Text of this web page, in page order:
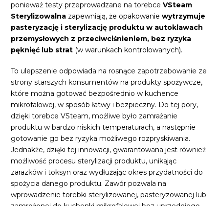
ponieważ testy przeprowadzane na torebceVSteam
Sterylizowalna zapewniają, że opakowaniewytrzymuje
pasteryzację i sterylizację produktu w autoklawach
przemysłowych z przeciwciśnieniem, bez ryzyka
pęknięć lub strat (w warunkach kontrolowanych).
To ulepszenie odpowiada na rosnące zapotrzebowanie ze
strony starszych konsumentów na produkty spożywcze,
które można gotować bezpośrednio w kuchence
mikrofalowej, w sposób łatwy i bezpieczny. Do tej pory,
dzięki torebce VSteam, możliwe było zamrażanie
produktu w bardzo niskich temperaturach, a następnie
gotowanie go bez ryzyka możliwego rozpryskiwania.
Jednakże, dzięki tej innowacji, gwarantowana jest również
możliwość procesu sterylizacji produktu, unikając
zarazków i toksyn oraz wydłużając okres przydatności do
spożycia danego produktu. Zawór pozwala na
wprowadzenie torebki sterylizowanej, pasteryzowanej lub